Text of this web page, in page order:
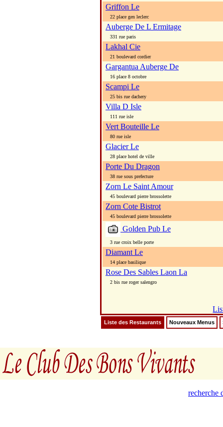
Griffon Le
22 place gen leclerc
Auberge De L Ermitage
331 rue paris
Lakhal Cie
21 boulevard cordier
Gargantua Auberge De
16 place 8 octobre
Scampi Le
25 bis rue dachery
Villa D Isle
111 rue isle
Vert Bouteille Le
80 rue isle
Glacier Le
28 place hotel de ville
Porte Du Dragon
38 rue sous prefecture
Zorn Le Saint Amour
45 boulevard pierre brossolette
Zorn Cote Bistrot
45 boulevard pierre brossolette
Golden Pub Le
3 rue croix belle porte
Diamant Le
14 place basilique
Rose Des Sables Laon La
2 bis rue roger salengro
Liste des Restaurants Nouveaux Menus
recherche